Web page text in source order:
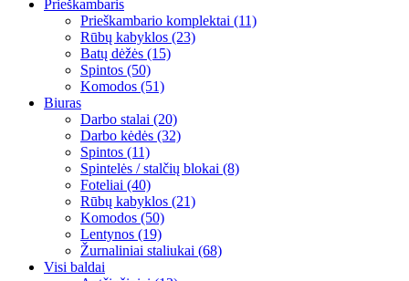
Prieškambaris
Prieškambario komplektai (11)
Rūbų kabyklos (23)
Batų dėžės (15)
Spintos (50)
Komodos (51)
Biuras
Darbo stalai (20)
Darbo kėdės (32)
Spintos (11)
Spintelės / stalčių blokai (8)
Foteliai (40)
Rūbų kabyklos (21)
Komodos (50)
Lentynos (19)
Žurnaliniai staliukai (68)
Visi baldai